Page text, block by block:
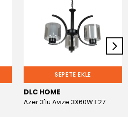
SEPETE EKLE
DLC HOME
Azer 3'lü Avize 3X60W E27